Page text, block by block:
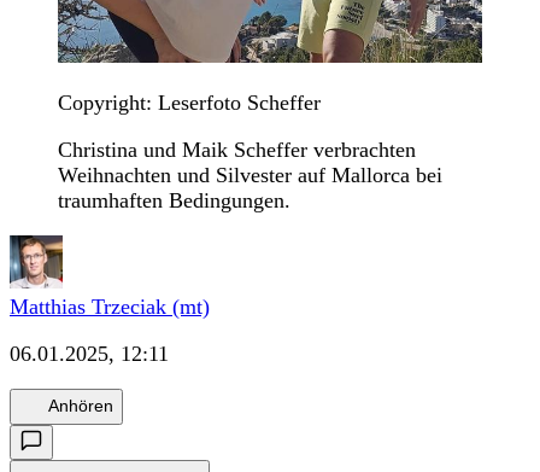
Copyright: Leserfoto Scheffer
Christina und Maik Scheffer verbrachten
Weihnachten und Silvester auf Mallorca bei
traumhaften Bedingungen.
Matthias Trzeciak (mt)
06.01.2025, 12:11
Anhören